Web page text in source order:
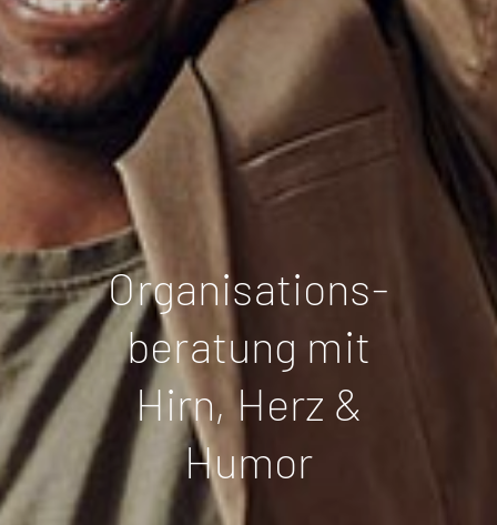
Organisations­
beratung mit
Hirn, Herz &
Humor